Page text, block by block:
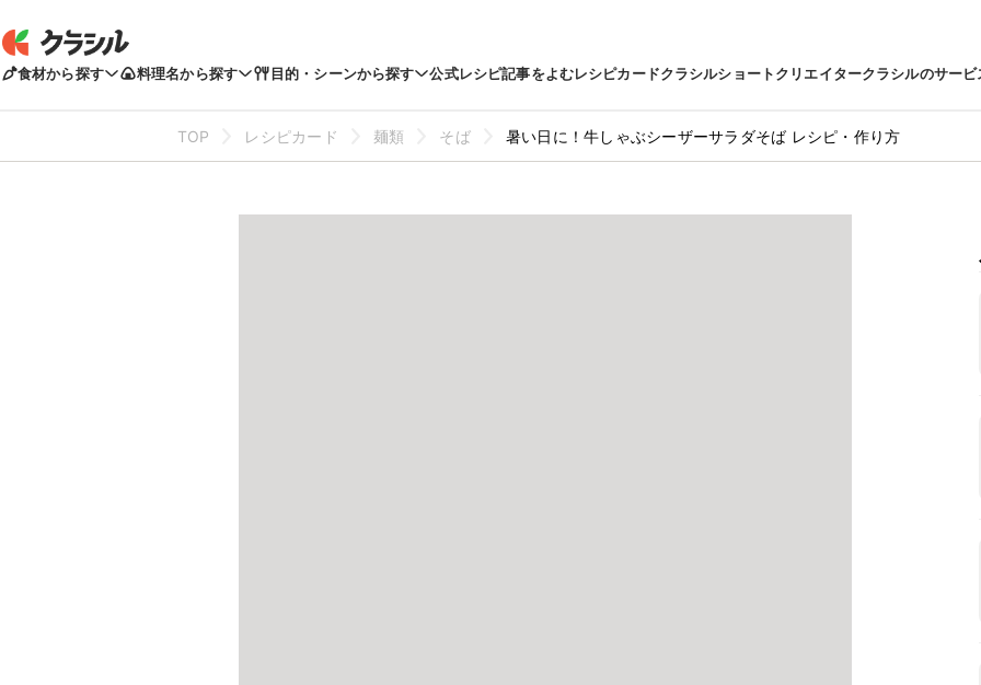
食材から探す 料理名から探す 目的・シーンから探す 公式レシピ記事をよむレシピカードクラシルショートクリエイタークラシルのサービ
TOP レシピカード 麺類 そば 暑い日に！牛しゃぶシーザーサラダそば レシピ・作り方